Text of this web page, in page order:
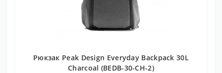
Рюкзак Peak Design Everyday Backpack 30L
Charcoal (BEDB-30-CH-2)